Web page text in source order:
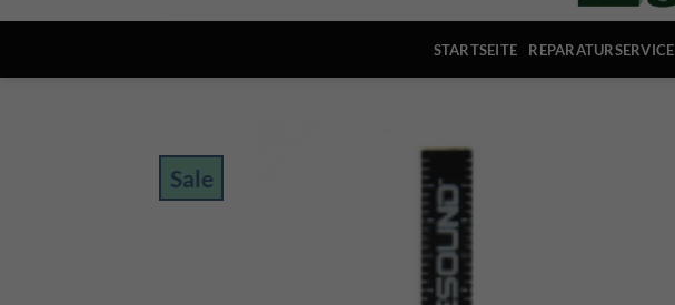
STARTSEITE REPARATURSERVICE
Sale